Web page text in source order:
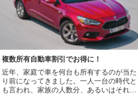
には影響しませんが、借金の返済には実際
のお金が必要です。このように、「自由に
使えるお金」は、会社の本当の財布の中身
をより正確に教えてくれます。このお金が
多いということは、会社が新しい設備投資
や新しい事業を始める余裕があることを意
味し、会社の将来性を評価する上で重要な
要素となります。また、「自由に使えるお
金」をきちんと把握することで、無駄な支
出を抑え、より効率的な経営を行うことが
できます。お金の流れを理解することは、
た場合は全損です。一方で、『分損』と
は、ものが一部だけ壊れて、全体としては
まだ使える状態のことを指します。例え
ば、車のバンパーが少しへこんでしまった
場合や、家の窓ガラスが割れてしまった場
合は分損にあたります。分損にも、程度に
よって種類があります。例えば、船の積み
荷の一部が水に濡れて使えなくなってしま
った場合など、一部だけが損害を受けたも
のを『単独分損』といいます。また、嵐で
船が沈みそうになった時、船を守るために
複数所有自動車割引でお得に！
近年、家庭で車を何台も所有するのが当た
り前になってきました。一人一台の時代と
も言われ、家族の人数分、あるいはそれ以